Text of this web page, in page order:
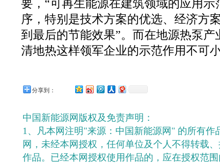
要，“可再生能源在建筑领域的应用
序，特别是技术方案的优选、经济方
到最后的节能效果”。而在地源热泵
清地热这样领军企业的示范作用不可
分享到：
中国新能源网版权及免责声明：
1、凡本网注明"来源：中国新能源网" 的所有作
网，未经本网授权，任何单位及个人不得转载
作品。已经本网授权使用作品的，应在授权范